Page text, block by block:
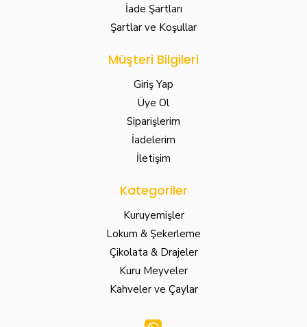
İade Şartları
Şartlar ve Koşullar
Müşteri Bilgileri
Giriş Yap
Üye Ol
Siparişlerim
İadelerim
İletişim
Kategoriler
Kuruyemişler
Lokum & Şekerleme
Çikolata & Drajeler
Kuru Meyveler
Kahveler ve Çaylar